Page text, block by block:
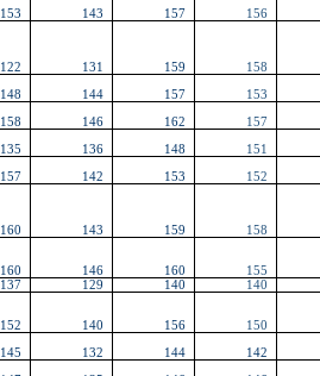
153 143 157
156
122 131 159
158
148 144 157
153
158 146 162
157
135 136 148
151
157 142 153
152
160 143 159
158
160 146 160
155
137 129 140
140
152 140 156
150
145 132 144
142